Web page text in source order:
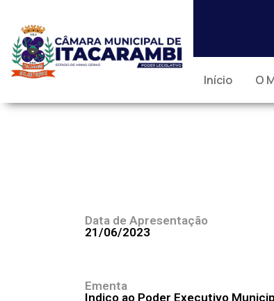
Início O
Data de Apresentação
21/06/2023
Ementa
Indico ao Poder Executivo